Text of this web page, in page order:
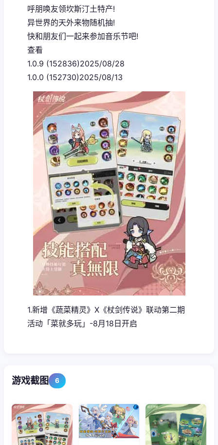
呼朋唤友领坎斯汀土特产!
异世界的天外来物随机抽!
快和朋友们一起来参加音乐节吧!
查看
1.0.9 (152836)2025/08/28
1.0.0 (152730)2025/08/13
1.新增《蔬菜精灵》X《杖剑传说》联动第二期
活动「菜就多玩」-8月18日开启
游戏截图 6